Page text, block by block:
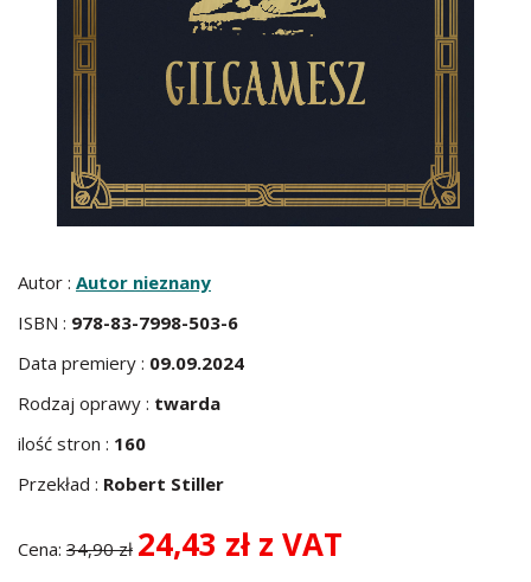
Autor : Autor nieznany
ISBN : 978-83-7998-503-6
Data premiery : 09.09.2024
Rodzaj oprawy : twarda
ilość stron : 160
Przekład : Robert Stiller
Cena: 34,90 zł 24,43 zł z VAT